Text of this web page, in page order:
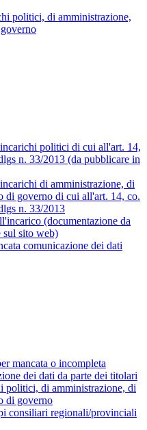
politici, di amministrazione,
politici di cui all'art. 14,
n. 33/2013 (da pubblicare in
di amministrazione, di
di governo di cui all'art. 14, co.
n. 33/2013
(documentazione da
sul sito web)
comunicazione dei dati
mancata o incompleta
dei dati da parte dei titolari
politici, di amministrazione, di
di governo
consiliari regionali/provinciali